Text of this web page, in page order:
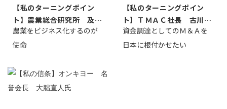
【私のターニングポイン
ト】農業総合研究所 及川
智正
農業をビジネス化するのが
使命
【私のターニングポイン
ト】ＴＭＡＣ社長 古川英
一
資金調達としてのＭ＆Ａを
日本に根付かせたい